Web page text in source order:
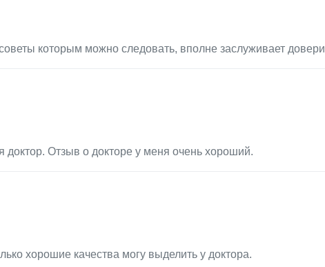
которым можно следовать, вполне заслуживает
Отзыв о докторе у меня очень хороший.
хорошие качества могу выделить у доктора.